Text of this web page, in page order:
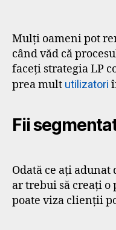
Mulți oameni pot
când văd că
faceți strategia LP
prea mult utilizatori
Fii
Odată ce ați adunat
ar trebui să creați o
poate viza clienții